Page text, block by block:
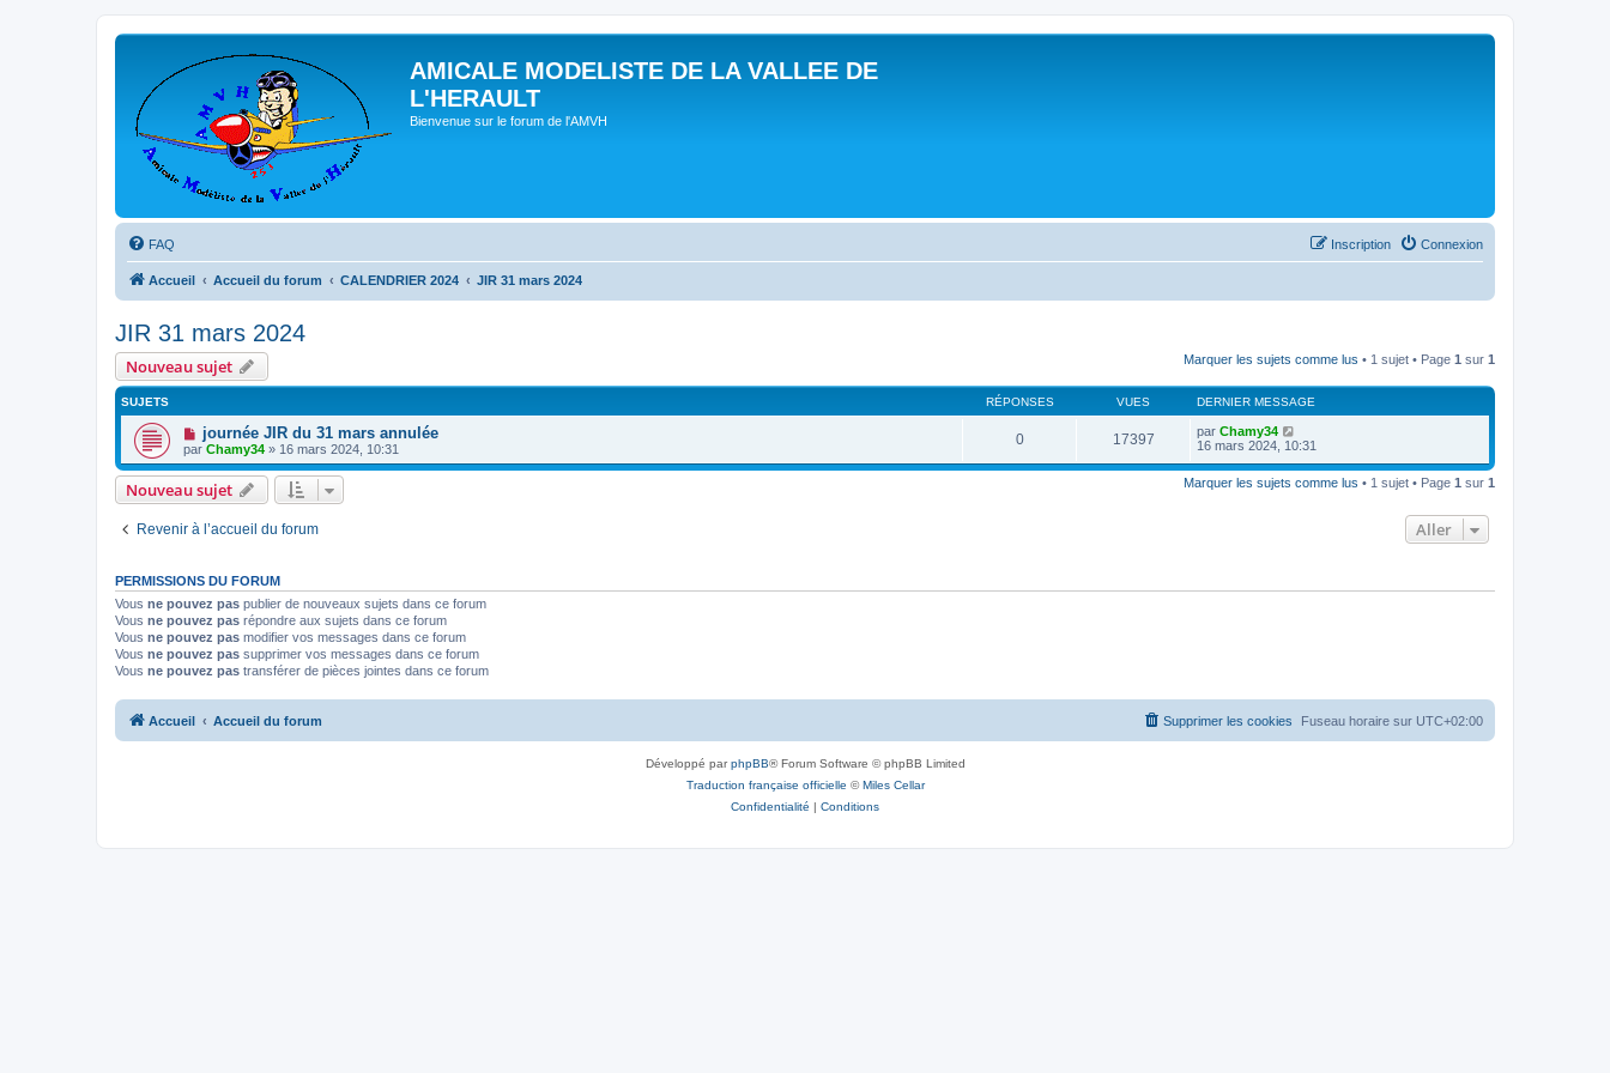
AMICALE MODELISTE DE LA VALLEE DE
L'HERAULT
Bienvenue sur le forum de l'AMVH
FAQ Connexion
Inscription
Accueil Accueil du forum CALENDRIER 2024 JIR 31 mars 2024
JIR 31 mars 2024
Nouveau sujet Marquer les sujets comme lus • 1 sujet • Page 1 sur 1
SUJETS RÉPONSES VUES DERNIER MESSAGE
journée JIR du 31 mars annulée
par Chamy34 » 16 mars 2024, 10:31
0 17397 par Chamy34
16 mars 2024, 10:31
Nouveau sujet Marquer les sujets comme lus • 1 sujet • Page 1 sur 1
Revenir à l’accueil du forum Aller
PERMISSIONS DU FORUM
Vous ne pouvez pas publier de nouveaux sujets dans ce forum
Vous ne pouvez pas répondre aux sujets dans ce forum
Vous ne pouvez pas modifier vos messages dans ce forum
Vous ne pouvez pas supprimer vos messages dans ce forum
Vous ne pouvez pas transférer de pièces jointes dans ce forum
Accueil Accueil du forum Fuseau horaire sur UTC+02:00
Supprimer les cookies
Développé parphpBB® Forum Software © phpBB Limited
Traduction française officielle ©Miles Cellar
Confidentialité | Conditions